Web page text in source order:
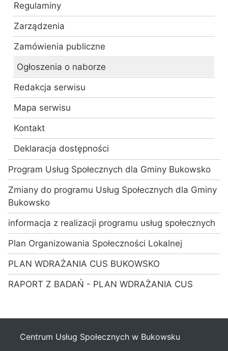
Regulaminy
Zarządzenia
Zamówienia publiczne
Ogłoszenia o naborze
Redakcja serwisu
Mapa serwisu
Kontakt
Deklaracja dostępności
Program Usług Społecznych dla Gminy Bukowsko
Zmiany do programu Usług Społecznych dla Gminy
Bukowsko
informacja z realizacji programu usług społecznych
Plan Organizowania Społeczności Lokalnej
PLAN WDRAŻANIA CUS BUKOWSKO
RAPORT Z BADAŃ - PLAN WDRAŻANIA CUS
Centrum Usług Społecznych w Bukowsku